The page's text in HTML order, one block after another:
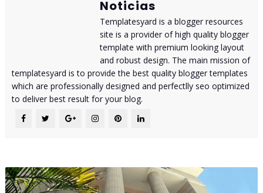
Noticias
Templatesyard is a blogger resources
site is a provider of high quality blogger
template with premium looking layout
and robust design. The main mission of
templatesyard is to provide the best quality blogger templates
which are professionally designed and perfectlly seo optimized
to deliver best result for your blog.